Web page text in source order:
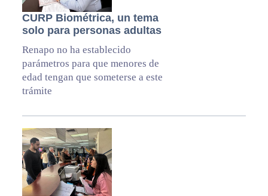
CURP Biométrica, un tema
solo para personas adultas
Renapo no ha establecido
parámetros para que menores de
edad tengan que someterse a este
trámite